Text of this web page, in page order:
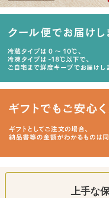
上手な